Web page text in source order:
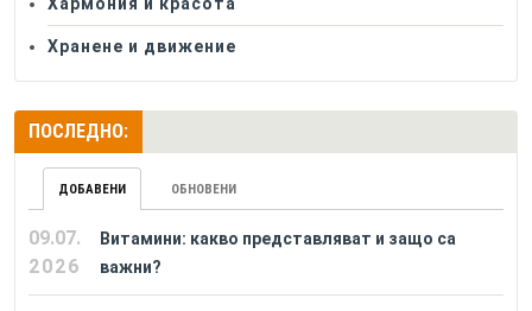
Хармония и красота
Хранене и движение
ПОСЛЕДНО:
ДОБАВЕНИ ОБНОВЕНИ
09.07.
2026
Витамини: какво представляват и защо са
важни?